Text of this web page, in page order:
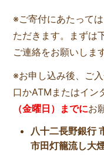
※ご寄付にあたって
ただきます。まずは
ご連絡をお願いします
※お申し込み後、ご
口かATMまたはイン
（金曜日）までにお
八十二長野銀行
市田灯籠流し大